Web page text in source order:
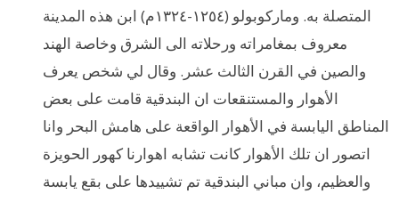
المتصلة به. وماركوبولو (١٢٥٤-١٣٢٤م) ابن هذه المدينة
معروف بمغامراته ورحلاته الى الشرق وخاصة الهند
والصين في القرن الثالث عشر. وقال لي شخص يعرف
الأهوار والمستنقعات ان البندقية قامت على بعض
المناطق اليابسة في الأهوار الواقعة على هامش البحر وانا
اتصور ان تلك الأهوار كانت تشابه اهوارنا كهور الحويزة
والعظيم، وان مباني البندقية تم تشييدها على بقع يابسة